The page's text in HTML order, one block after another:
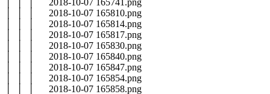
│ │ │ 2018-10-07 165741.png
│ │ │ 2018-10-07 165810.png
│ │ │ 2018-10-07 165814.png
│ │ │ 2018-10-07 165817.png
│ │ │ 2018-10-07 165830.png
│ │ │ 2018-10-07 165840.png
│ │ │ 2018-10-07 165847.png
│ │ │ 2018-10-07 165854.png
│ │ │ 2018-10-07 165858.png